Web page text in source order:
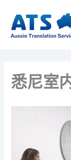
悉尼室